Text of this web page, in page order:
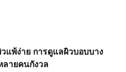
แพ้ง่าย การดูแลผิวบอบบาง
ลายคนกังวล